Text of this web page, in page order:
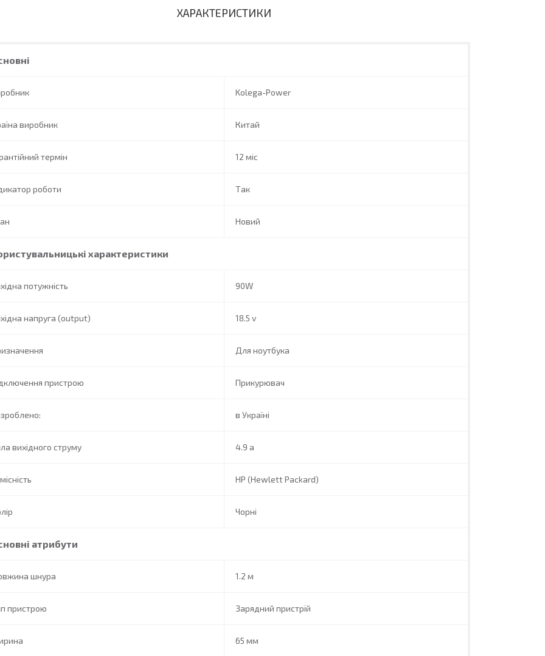
ХАРАКТЕРИСТИКИ
Kolega-Power
виробник Китай
термін 12 міс
роботи Так
Новий
характеристики
потужність 90W
напруга (output) 18.5 v
Для ноутбука
пристрою Прикурювач
в Україні
вихідного струму 4.9 a
HP (Hewlett Packard)
Чорні
атрибути
шнура 1.2 м
пристрою Зарядний пристрій
65 мм